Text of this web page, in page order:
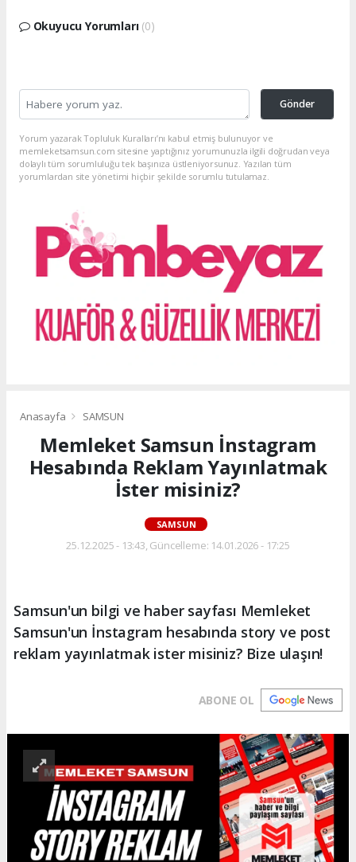
Okuyucu Yorumları (0)
Gönder
Yorum yazarak Topluluk Kuralları’nı kabul etmiş bulunuyor ve
memleketsamsun.com sitesine yaptığınız yorumunuzla ilgili doğrudan veya
dolaylı tüm sorumluluğu tek başınıza üstleniyorsunuz. Yazılan tüm
yorumlardan site yönetimi hiçbir şekilde sorumlu tutulamaz.
Anasayfa SAMSUN
Memleket Samsun İnstagram
Hesabında Reklam Yayınlatmak
İster misiniz?
SAMSUN
25.12.2025 - 13:43, Güncelleme: 14.01.2026 - 17:25
Samsun'un bilgi ve haber sayfası Memleket
Samsun'un İnstagram hesabında story ve post
reklam yayınlatmak ister misiniz? Bize ulaşın!
ABONE OL